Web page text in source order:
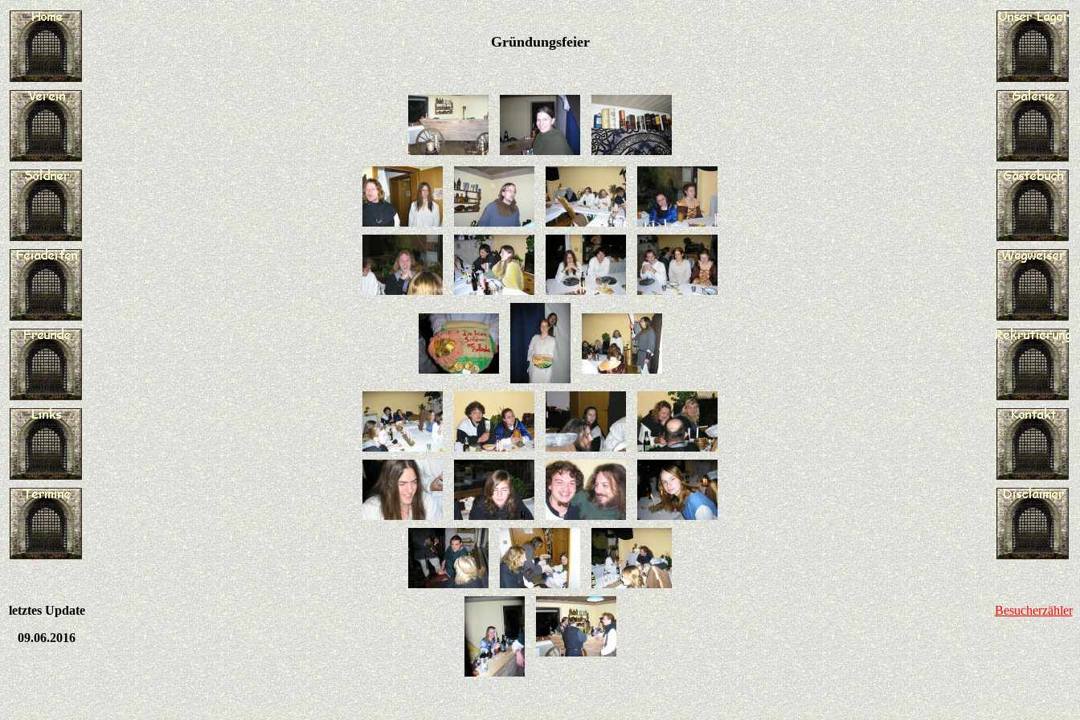
letztes Update
09.06.2016
Gründungsfeier
Besucherzähler